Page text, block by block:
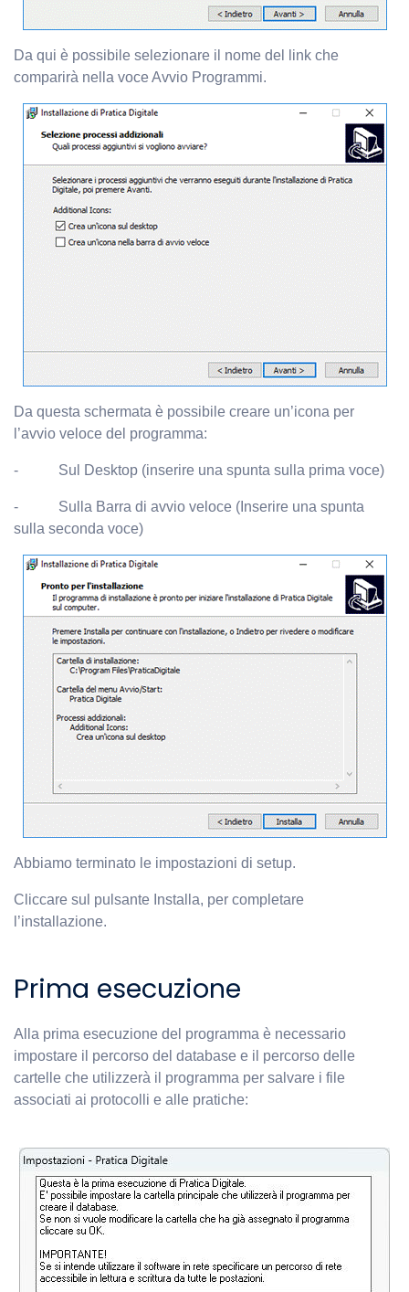
Da qui è possibile selezionare il nome del link che
comparirà nella voce Avvio Programmi.
Da questa schermata è possibile creare un’icona per
l’avvio veloce del programma:
- Sul Desktop (inserire una spunta sulla prima voce)
- Sulla Barra di avvio veloce (Inserire una spunta
sulla seconda voce)
Abbiamo terminato le impostazioni di setup.
Cliccare sul pulsante Installa, per completare
l’installazione.
Prima esecuzione
Alla prima esecuzione del programma è necessario
impostare il percorso del database e il percorso delle
cartelle che utilizzerà il programma per salvare i file
associati ai protocolli e alle pratiche: